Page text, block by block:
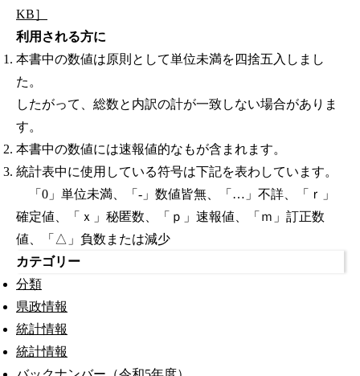
KB］
利用される方に
本書中の数値は原則として単位未満を四捨五入しまし
た。
したがって、総数と内訳の計が一致しない場合がありま
す。
本書中の数値には速報値的なもが含まれます。
統計表中に使用している符号は下記を表わしています。
「0」単位未満、「-」数値皆無、「…」不詳、「ｒ」
確定値、「ｘ」秘匿数、「ｐ」速報値、「ｍ」訂正数
値、「△」負数または減少
カテゴリー
分類
県政情報
統計情報
統計情報